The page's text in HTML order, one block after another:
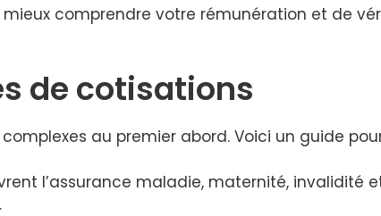
comprendre votre rémunération et de
de cotisations
au premier abord. Voici un guide
l’assurance maladie, maternité, invalidité